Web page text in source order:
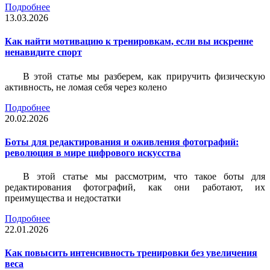
Подробнее
13.03.2026
Как найти мотивацию к тренировкам, если вы искренне
ненавидите спорт
В этой статье мы разберем, как приручить физическую
активность, не ломая себя через колено
Подробнее
20.02.2026
Боты для редактирования и оживления фотографий:
революция в мире цифрового искусства
В этой статье мы рассмотрим, что такое боты для
редактирования фотографий, как они работают, их
преимущества и недостатки
Подробнее
22.01.2026
Как повысить интенсивность тренировки без увеличения
веса